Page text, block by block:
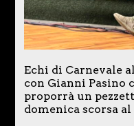
Echi di Carnevale al
con Gianni Pasino
proporrà un
domenica scorsa